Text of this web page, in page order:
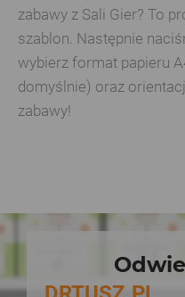
zabawy z Sali Gier? To
szablon. Następnie
wybierz format papieru
domyślnie) oraz
zabawy!